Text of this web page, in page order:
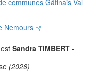
communes Gâtinais Val
Nemours
Sandra TIMBERT -
(2026)